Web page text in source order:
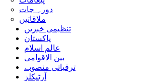
دورہ جات
ملاقاتیں
تنظیمی خبریں
پاکستان
عالم اسلام
بین الاقوامی
ترقیاتی منصوبے
آرٹیکلز